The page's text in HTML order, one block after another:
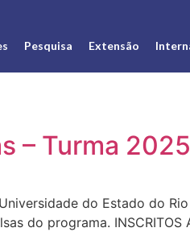
Pesquisa Extensão
– Turma 2025
do Estado do
do programa. INSCRITOS